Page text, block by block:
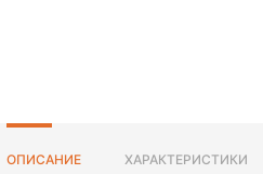
ОПИСАНИЕ ХАРАКТЕРИСТИКИ